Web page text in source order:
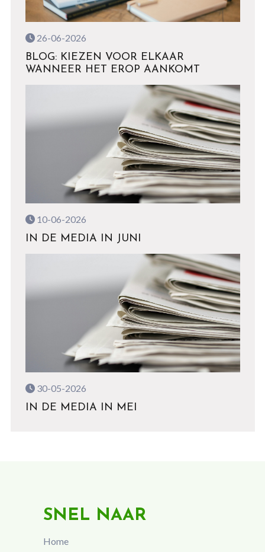
26-06-2026
BLOG: KIEZEN VOOR ELKAAR
WANNEER HET EROP AANKOMT
10-06-2026
IN DE MEDIA IN JUNI
30-05-2026
IN DE MEDIA IN MEI
SNEL NAAR
Home